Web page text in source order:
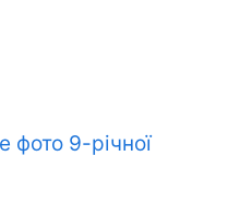
фото 9-річної